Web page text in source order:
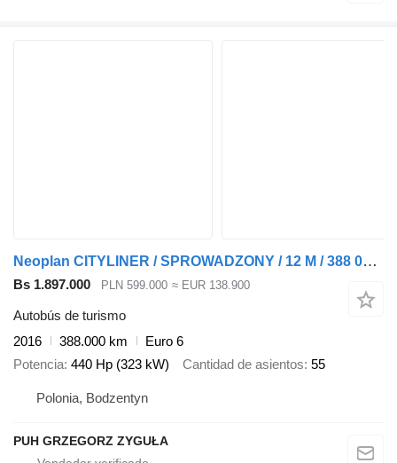
Neoplan CITYLINER / SPROWADZONY / 12 M / 388 000 KM
Bs 1.897.000 PLN 599.000 ≈ EUR 138.900
Autobús de turismo
2016
388.000 km
Euro 6
Potencia 440 Hp (323 kW) Cantidad de asientos 55
Polonia, Bodzentyn
PUH GRZEGORZ ZYGUŁA